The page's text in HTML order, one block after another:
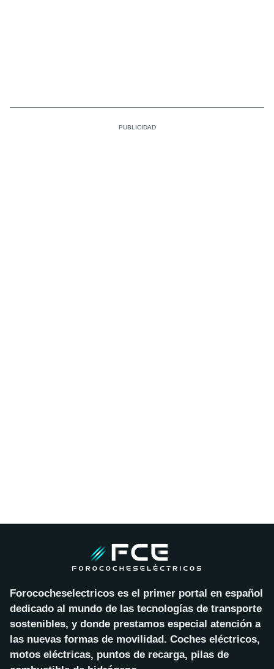
Forococheselectricos es el primer portal en español
dedicado al mundo de las tecnologías de transporte
sostenibles, y donde prestamos especial atención a
las nuevas formas de movilidad. Coches eléctricos,
motos eléctricas, puntos de recarga, pilas de